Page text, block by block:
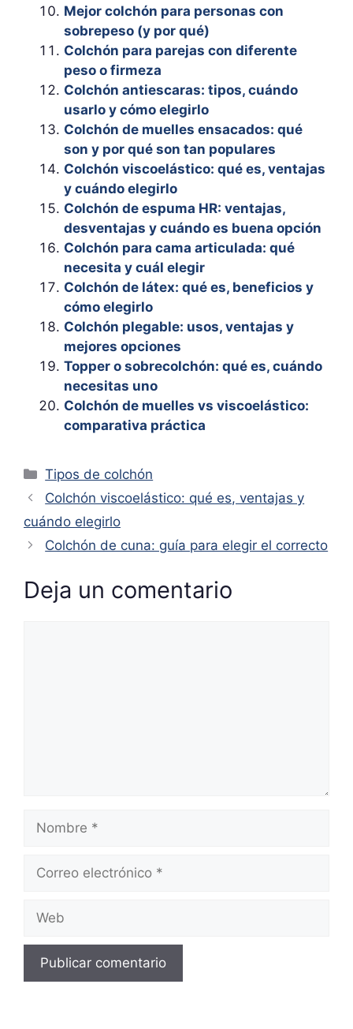
Mejor colchón para personas con
sobrepeso (y por qué)
Colchón para parejas con diferente
peso o firmeza
Colchón antiescaras: tipos, cuándo
usarlo y cómo elegirlo
Colchón de muelles ensacados: qué
son y por qué son tan populares
Colchón viscoelástico: qué es, ventajas
y cuándo elegirlo
Colchón de espuma HR: ventajas,
desventajas y cuándo es buena opción
Colchón para cama articulada: qué
necesita y cuál elegir
Colchón de látex: qué es, beneficios y
cómo elegirlo
Colchón plegable: usos, ventajas y
mejores opciones
Topper o sobrecolchón: qué es, cuándo
necesitas uno
Colchón de muelles vs viscoelástico:
comparativa práctica
Categorías
Tipos de colchón
Colchón viscoelástico: qué es, ventajas y
cuándo elegirlo
Colchón de cuna: guía para elegir el correcto
Deja un comentario
Nombre
Correo
Web